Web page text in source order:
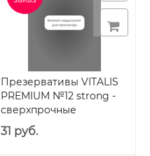
Презервативы VITALIS
PREMIUM №12 strong -
сверхпрочные
31 руб.